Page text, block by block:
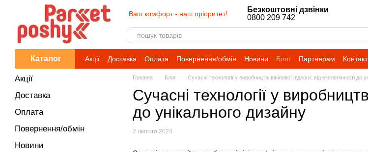
Перейти до основного контенту
Ваш комфорт - наш пріоритет!
Безкоштовні дзвінки
0800 209 742
Каталог Акції Доставка Оплата Повернення/обмін Новини Блог Партнерам
Головна Блог Сучасні технології у виробництві вінілової підлоги: від екологічності до
Сучасні технології у
до унікального дизайну
2 лютого 2024
Акції
Доставка
Оплата
Повернення/обмін
Новини